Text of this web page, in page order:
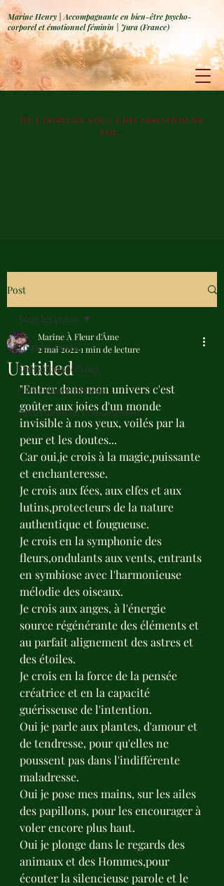
Marine Henry | Accompagnante en bien-être psycho-
corporel et émotionnel féminin | Jura (France)
De l'oubli de soi à l'incarnation de
soi...
Post
Tous les posts
Énergétique&Soin
CréaCriture&Poésie
CréaTuition& Transmission
Tous les posts
Untitled
Marine À Fleur d'Âme
2 mai 2022 1 min de lecture
"Entrer dans mon univers c'est
goûter aux joies d'un monde
invisible à nos yeux, voilés par la
peur et les doutes...
Car oui,je crois à la magie,puissante
et enchanteresse.
Je crois aux fées, aux elfes et aux
lutins,protecteurs de la nature
authentique et fougueuse.
Je crois en la symphonie des
fleurs,ondulants aux vents, entrants
en symbiose avec l'harmonieuse
mélodie des oiseaux.
Je crois aux anges, à l'énergie
source régénérante des éléments et
au parfait alignement des astres et
des étoiles.
Je crois en la force de la pensée
créatrice et en la capacité
guérisseuse de l'intention.
Oui je parle aux plantes, d'amour et
de tendresse, pour qu'elles ne
poussent pas dans l'indifférente
maladresse.
Oui je pose mes mains, sur les ailes
des papillons, pour les encourager à
voler encore plus haut.
Oui je plonge dans le regards des
animaux et des Hommes,pour
écouter la silencieuse parole et le